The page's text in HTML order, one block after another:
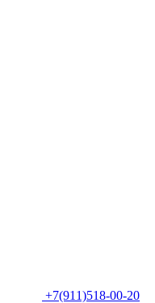
+7(911)518-00-20